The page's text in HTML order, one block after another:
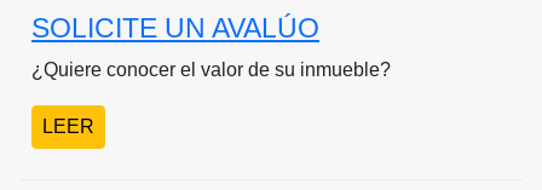
SOLICITE UN AVALÚO
¿Quiere conocer el valor de su inmueble?
LEER